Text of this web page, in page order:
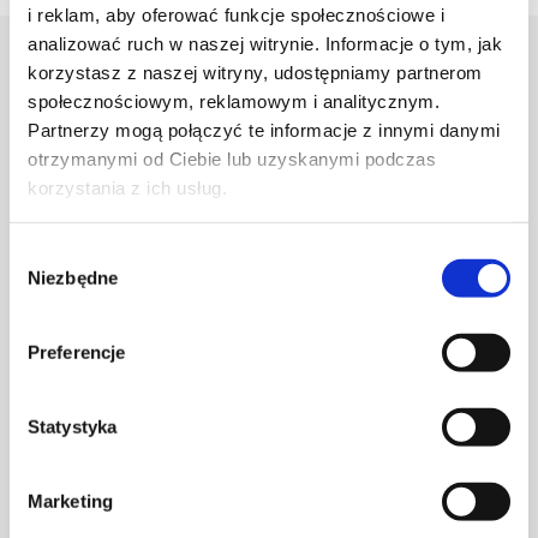
i reklam, aby oferować funkcje społecznościowe i
analizować ruch w naszej witrynie. Informacje o tym, jak
korzystasz z naszej witryny, udostępniamy partnerom
społecznościowym, reklamowym i analitycznym.
Partnerzy mogą połączyć te informacje z innymi danymi
otrzymanymi od Ciebie lub uzyskanymi podczas
korzystania z ich usług.
zgody
Niezbędne
Preferencje
Statystyka
Marketing
Projektant
Karolina Zagrodzka